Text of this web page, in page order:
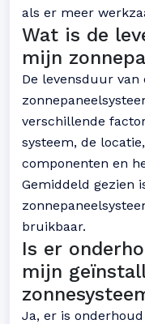
als er meer
Wat is de
mijn
De levensduur van
verschillende
systeem, de
componenten en
Gemiddeld gezien
bruikbaar.
Is er
mijn
Ja, er is